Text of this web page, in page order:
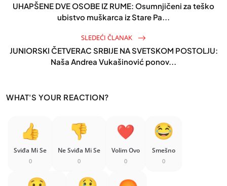
UHAPŠENE DVE OSOBE IZ RUME: Osumnjičeni za teško
ubistvo muškarca iz Stare Pa...
SLEDEĆI ČLANAK
JUNIORSKI ČETVERAC SRBIJE NA SVETSKOM POSTOLJU:
Naša Andrea Vukašinović ponov...
WHAT'S YOUR REACTION?
Sviđa Mi Se
0
Ne Sviđa Mi Se
0
Volim Ovo
0
Smešno
0